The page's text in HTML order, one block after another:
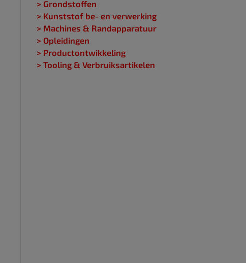
> Grondstoffen
> Kunststof be- en verwerking
> Machines & Randapparatuur
> Opleidingen
> Productontwikkeling
> Tooling & Verbruiksartikelen